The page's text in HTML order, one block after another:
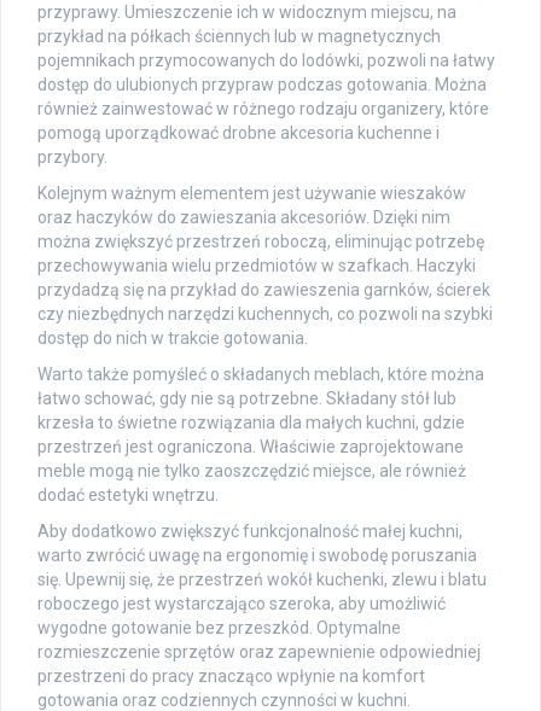
przyprawy. Umieszczenie ich w widocznym miejscu, na
przykład na półkach ściennych lub w magnetycznych
pojemnikach przymocowanych do lodówki, pozwoli na łatwy
dostęp do ulubionych przypraw podczas gotowania. Można
również zainwestować w różnego rodzaju organizery, które
pomogą uporządkować drobne akcesoria kuchenne i
przybory.
Kolejnym ważnym elementem jest używanie wieszaków
oraz haczyków do zawieszania akcesoriów. Dzięki nim
można zwiększyć przestrzeń roboczą, eliminując potrzebę
przechowywania wielu przedmiotów w szafkach. Haczyki
przydadzą się na przykład do zawieszenia garnków, ścierek
czy niezbędnych narzędzi kuchennych, co pozwoli na szybki
dostęp do nich w trakcie gotowania.
Warto także pomyśleć o składanych meblach, które można
łatwo schować, gdy nie są potrzebne. Składany stół lub
krzesła to świetne rozwiązania dla małych kuchni, gdzie
przestrzeń jest ograniczona. Właściwie zaprojektowane
meble mogą nie tylko zaoszczędzić miejsce, ale również
dodać estetyki wnętrzu.
Aby dodatkowo zwiększyć funkcjonalność małej kuchni,
warto zwrócić uwagę na ergonomię i swobodę poruszania
się. Upewnij się, że przestrzeń wokół kuchenki, zlewu i blatu
roboczego jest wystarczająco szeroka, aby umożliwić
wygodne gotowanie bez przeszkód. Optymalne
rozmieszczenie sprzętów oraz zapewnienie odpowiedniej
przestrzeni do pracy znacząco wpłynie na komfort
gotowania oraz codziennych czynności w kuchni.